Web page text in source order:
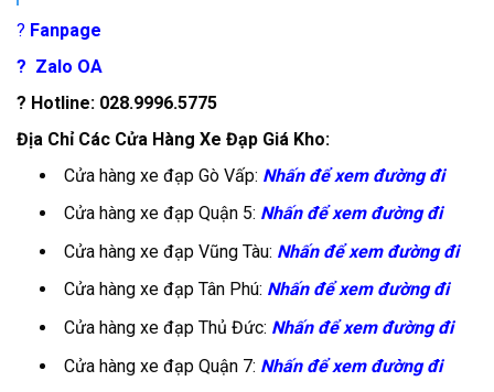
? Fanpage
? Zalo OA
? Hotline: 028.9996.5775
Địa Chỉ Các Cửa Hàng Xe Đạp Giá Kho:
Cửa hàng xe đạp Gò Vấp: Nhấn để xem đường đi
Cửa hàng xe đạp Quận 5: Nhấn để xem đường đi
Cửa hàng xe đạp Vũng Tàu: Nhấn để xem đường đi
Cửa hàng xe đạp Tân Phú: Nhấn để xem đường đi
Cửa hàng xe đạp Thủ Đức: Nhấn để xem đường đi
Cửa hàng xe đạp Quận 7: Nhấn để xem đường đi